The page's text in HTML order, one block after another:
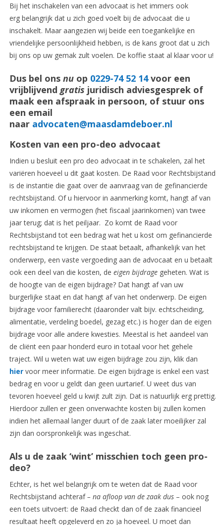
Bij het inschakelen van een advocaat is het immers ook
erg belangrijk dat u zich goed voelt bij de advocaat die u
inschakelt. Maar aangezien wij beide een toegankelijke en
vriendelijke persoonlijkheid hebben, is de kans groot dat u zich
bij ons op uw gemak zult voelen. De koffie staat al klaar voor u!
Dus bel ons nuop 0229-74 52 14voor een
vrijblijvend gratis juridisch adviesgesprek of
maak een afspraak in persoon, of stuur ons
een email
naar advocaten@maasdamdeboer.nl
Kosten van een pro-deo advocaat
Indien u besluit een pro deo advocaat in te schakelen, zal het
variëren hoeveel u dit gaat kosten. De Raad voor Rechtsbijstand
is de instantie die gaat over de aanvraag van de gefinancierde
rechtsbijstand. Of u hiervoor in aanmerking komt, hangt af van
uw inkomen en vermogen (het fiscaal jaarinkomen) van twee
jaar terug; dat is het peiljaar. Zo komt de Raad voor
Rechtsbijstand tot een bedrag wat het u kost om gefinancierde
rechtsbijstand te krijgen. De staat betaalt, afhankelijk van het
onderwerp, een vaste vergoeding aan de advocaat en u betaalt
ook een deel van die kosten, de eigen bijdragegeheten. Wat is
de hoogte van de eigen bijdrage? Dat hangt af van uw
burgerlijke staat en dat hangt af van het onderwerp. De eigen
bijdrage voor familierecht (daaronder valt bijv. echtscheiding,
alimentatie, verdeling boedel, gezag etc.) is hoger dan de eigen
bijdrage voor alle andere kwesties. Meestal is het aandeel van
de cliënt een paar honderd euro in totaal voor het gehele
traject. Wil u weten wat uw eigen bijdrage zou zijn, klik dan
hier voor meer informatie. De eigen bijdrage is enkel een vast
bedrag en voor u geldt dan geen uurtarief. U weet dus van
tevoren hoeveel geld u kwijt zult zijn. Dat is natuurlijk erg prettig.
Hierdoor zullen er geen onverwachte kosten bij zullen komen
indien het allemaal langer duurt of de zaak later moeilijker zal
zijn dan oorspronkelijk was ingeschat.
Als u de zaak ‘wint’ misschien toch geen pro-
deo?
Echter, is het wel belangrijk om te weten dat de Raad voor
Rechtsbijstand achteraf– na afloop van de zaak dus– ook nog
een toets uitvoert: de Raad checkt dan of de zaak financieel
resultaat heeft opgeleverd en zo ja hoeveel. U moet dan